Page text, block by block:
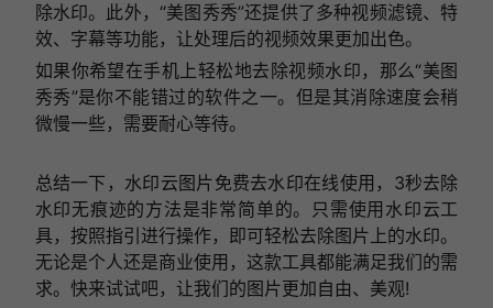
除水印。此外，“美图秀秀”还提供了多种视频滤镜、特
效、字幕等功能，让处理后的视频效果更加出色。
如果你希望在手机上轻松地去除视频水印，那么“美图
秀秀”是你不能错过的软件之一。但是其消除速度会稍
微慢一些，需要耐心等待。
总结一下，水印云图片免费去水印在线使用，3秒去除
水印无痕迹的方法是非常简单的。只需使用水印云工
具，按照指引进行操作，即可轻松去除图片上的水印。
无论是个人还是商业使用，这款工具都能满足我们的需
求。快来试试吧，让我们的图片更加自由、美观!